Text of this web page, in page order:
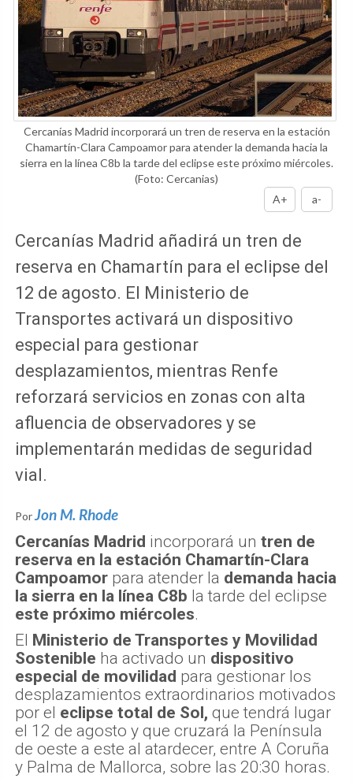
Cercanías Madrid incorporará un tren de reserva en la estación
Chamartín-Clara Campoamor para atender la demanda hacia la
sierra en la línea C8b la tarde del eclipse este próximo miércoles.
(Foto: Cercanias)
A+
a-
Cercanías Madrid añadirá un tren de
reserva en Chamartín para el eclipse del
12 de agosto. El Ministerio de
Transportes activará un dispositivo
especial para gestionar
desplazamientos, mientras Renfe
reforzará servicios en zonas con alta
afluencia de observadores y se
implementarán medidas de seguridad
vial.
PorJon M. Rhode
Cercanías Madrid incorporará un tren de
reserva en la estación Chamartín-Clara
Campoamor para atender la demanda hacia
la sierra en la línea C8b la tarde del eclipse
este próximo miércoles.
El Ministerio de Transportes y Movilidad
Sostenible ha activado un dispositivo
especial de movilidad para gestionar los
desplazamientos extraordinarios motivados
por el eclipse total de Sol, que tendrá lugar
el 12 de agosto y que cruzará la Península
de oeste a este al atardecer, entre A Coruña
y Palma de Mallorca, sobre las 20:30 horas.